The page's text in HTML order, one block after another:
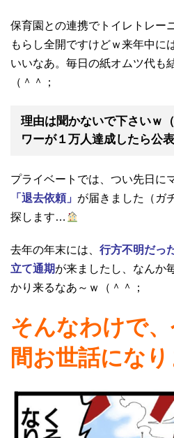
保育園との連携でトイレトレー
もらし全開ですけどｗ来年中
いいなあ。毎日の紙オムツ代も
（＾＾；
理由は聞かないで下さいｗ
ワーが１万人達成したら公表
プライベートでは、つい先日に
「退去依頼」 が届きました（ガ
探します…
去年の年末には、 行方不明だっ
立て通期が来ましたし、なんか
かり来るなあ～ｗ（＾＾；
そんなわけで
間お世話になり